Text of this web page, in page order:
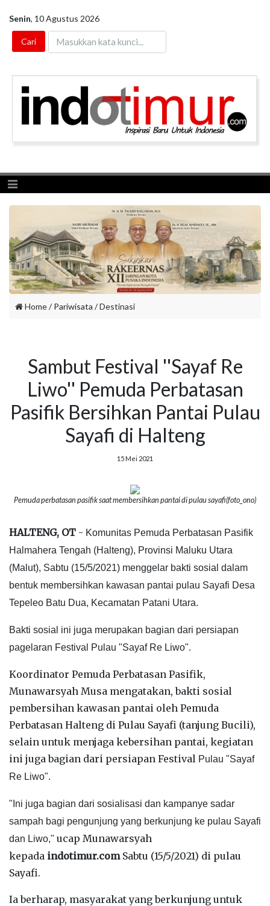
Senin, 10 Agustus 2026
Toggle navigation
Home/ Pariwisata /Destinasi
Sambut Festival ''Sayaf Re
Liwo'' Pemuda Perbatasan
Pasifik Bersihkan Pantai Pulau
Sayafi di Halteng
15 Mei 2021
Pemuda perbatasan pasifik saat membersihkan pantai di pulau sayafi(foto_ono)
HALTENG, OT - Komunitas Pemuda Perbatasan Pasifik
Halmahera Tengah (Halteng), Provinsi Maluku Utara
(Malut), Sabtu (15/5/2021) menggelar bakti sosial dalam
bentuk membersihkan kawasan pantai pulau Sayafi Desa
Tepeleo Batu Dua, Kecamatan Patani Utara.
Bakti sosial ini juga merupakan bagian dari persiapan
pagelaran Festival Pulau "Sayaf Re Liwo".
Koordinator Pemuda Perbatasan Pasifik,
Munawarsyah Musa mengatakan, bakti sosial
pembersihan kawasan pantai oleh Pemuda
Perbatasan Halteng di Pulau Sayafi (tanjung Bucili),
selain untuk menjaga kebersihan pantai, kegiatan
ini juga bagian dari persiapan Festival Pulau "Sayaf
Re Liwo".
"Ini juga bagian dari sosialisasi dan kampanye sadar
sampah bagi pengunjung yang berkunjung ke pulau Sayafi
dan Liwo," ucap Munawarsyah
kepada indotimur.comSabtu (15/5/2021) di pulau
Sayafi.
Ia berharap, masyarakat yang berkunjung untuk